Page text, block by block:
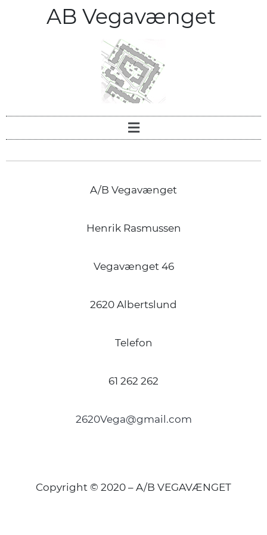
AB Vegavænget
A/B Vegavænget
Henrik Rasmussen
Vegavænget 46
2620 Albertslund
Telefon
61 262 262
2620Vega@gmail.com
Copyright © 2020 – A/B VEGAVÆNGET